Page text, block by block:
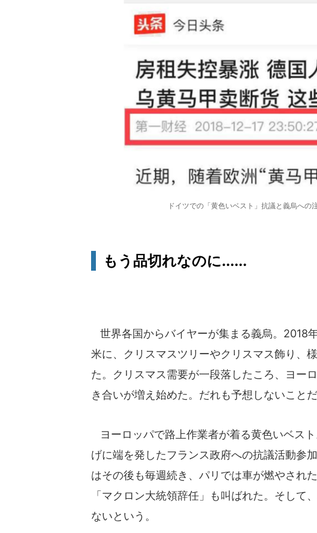
ドイツでの「黄色いベスト」抗議と義烏への
もう品切れなのに......
世界各国からバイヤーが集まる義烏。2018
米に、クリスマスツリーやクリスマス飾り、
た。クリスマス需要が一段落したころ、ヨー
き合いが増え始めた。だれも予想しないことだ
ヨーロッパで路上作業者が着る黄色いベス
げに端を発したフランス政府への抗議活動参
はその後も毎週続き、パリでは車が燃やされ
「マクロン大統領辞任」も叫ばれた。そして
ないという。